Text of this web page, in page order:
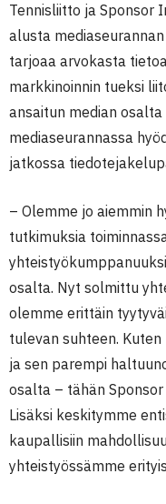
Tennisliitto ja Sponsor
alusta
tarjoaa arvokasta
markkinoinnin tueksi
ansaitun median osalta
mediaseurannassa
jatkossa
– Olemme jo aiemmin
tutkimuksia
osalta. Nyt solmittu
olemme erittäin
tulevan suhteen.
ja sen parempi
osalta – tähän
Lisäksi keskitymme
kaupallisiin
yhteistyössämme